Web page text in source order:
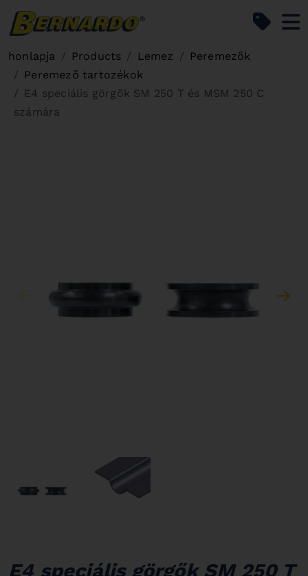
honlapja Products Lemez
Peremezők
Peremező tartozékok
E4 speciális görgők SM 250 T és MSM 250 C
számára
E4 speciális görgők SM 250 T